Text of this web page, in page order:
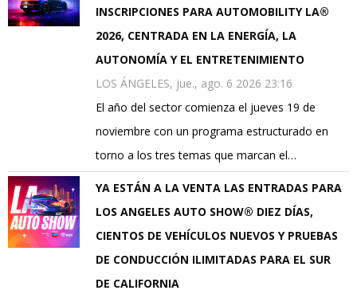
INSCRIPCIONES PARA AUTOMOBILITY LA®
2026, CENTRADA EN LA ENERGÍA, LA
AUTONOMÍA Y EL ENTRETENIMIENTO
LOS ÁNGELES, jue., ago. 6 2026 23:16
El año del sector comienza el jueves 19 de
noviembre con un programa estructurado en
torno a los tres temas que marcan el…
YA ESTÁN A LA VENTA LAS ENTRADAS PARA
LOS ANGELES AUTO SHOW® DIEZ DÍAS,
CIENTOS DE VEHÍCULOS NUEVOS Y PRUEBAS
DE CONDUCCIÓN ILIMITADAS PARA EL SUR
DE CALIFORNIA